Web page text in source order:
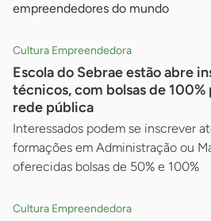
empreendedores do mundo
Cultura Empreendedora
Escola do Sebrae estão abre
técnicos, com bolsas de 100%
rede pública
Interessados podem se inscrever
formações em Administração ou
oferecidas bolsas de 50% e 100%
Cultura Empreendedora